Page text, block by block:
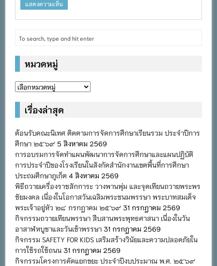
หมวดหมู่
หมวด
เรื่องล่าสุด
ต้อนรับคณะนิเทศ ติดตามการจัดการศึกษาเรียนรวม ประจำปีการ
ศึกษา ๒๕๖๙ 5 สิงหาคม 2569
การอบรมการจัดทำแผนพัฒนาการจัดการศึกษาและแผนปฏิบัติ
การประจำปีของโรงเรียนในสังกัดสำนักงานเขตพื้นที่การศึกษา
ประถมศึกษาภูเก็ต 4 สิงหาคม 2569
พิธีถวายเครื่องราชสักการะ วางพานพุ่ม และจุดเทียนถวายพระพร
ชัยมงคล เนื่องในโอกาสวันเฉลิมพระชนมพรรษา พระบาทสมเด็จ
พระเจ้าอยู่หัว ๒๘ กรกฎาคม ๒๕๖๙ 31 กรกฎาคม 2569
กิจกรรมถวายเทียนพรรษา สืบสานพระพุทธศาสนา เนื่องในวัน
อาสาฬหบูชาและวันเข้าพรรษา 31 กรกฎาคม 2569
กิจกรรม SAFETY FOR KIDS เสริมสร้างวินัยและความปลอดภัยใน
การใช้รถใช้ถนน 31 กรกฎาคม 2569
กิจกรรมโครงการคัดแยกขยะ ประจำปีงบประมาณ พ.ศ. ๒๕๖๙